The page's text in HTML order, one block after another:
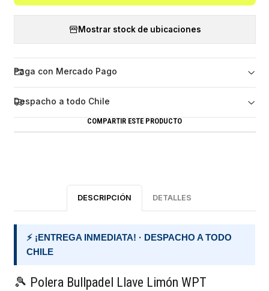
Mostrar stock de ubicaciones
Paga con Mercado Pago
Despacho a todo Chile
COMPARTIR ESTE PRODUCTO
DESCRIPCIÓN DETALLES
⚡ ¡ENTREGA INMEDIATA! · DESPACHO A TODO
CHILE
🎾 Polera Bullpadel Llave Limón WPT